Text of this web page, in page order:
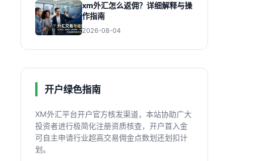
xm外汇怎么返佣？详细解释与操
作指南
2026-08-04
开户绿色指南
XM外汇平台开户官方核发渠道，本站协助广大
投资者进行极简化注册资质核查，开户首入金
可自主申请行业超高交易佣金点数划还划扣计
划。